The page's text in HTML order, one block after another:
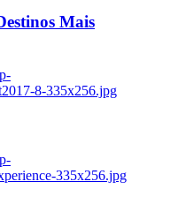
Mais
8-335x256.jpg
335x256.jpg